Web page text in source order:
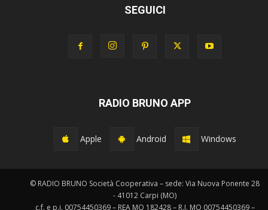
SEGUICI
RADIO BRUNO APP
Apple Android Windows
© RADIO BRUNO Società Cooperativa – sede: Via Nuova Ponente 28
- 41012 Carpi (MO)
c.f. e p.i. 00754450369 – REA MO 182428 – R.I. MO 00754450369 –